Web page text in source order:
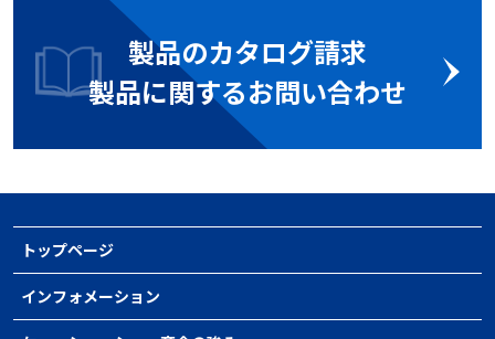
製品のカタログ請求
製品に関するお問い合わせ
トップページ
インフォメーション